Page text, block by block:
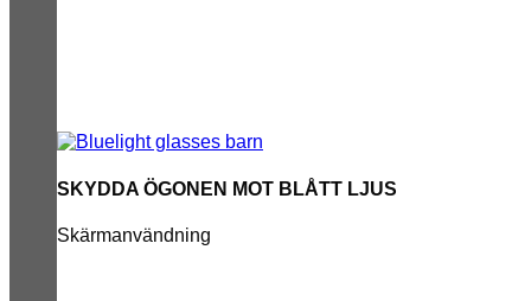
SKYDDA ÖGONEN MOT BLÅTT LJUS
Skärmanvändning